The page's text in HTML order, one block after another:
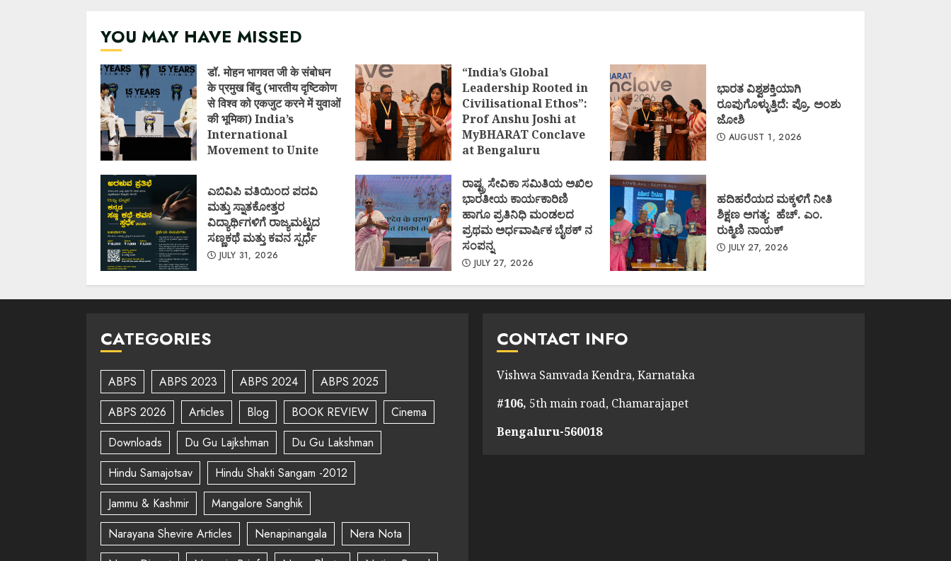
YOU MAY HAVE MISSED
डॉ. मोहन भागवत जी के संबोधन
के प्रमुख बिंदु (भारतीय दृष्टिकोण
से विश्व को एकजुट करने में युवाओं
की भूमिका) India’s
International
Movement to Unite
AUGUST 7, 2026
“India’s Global
Leadership Rooted in
Civilisational Ethos”:
Prof Anshu Joshi at
MyBHARAT Conclave
at Bengaluru
ಭಾರತ ವಿಶ್ವಶಕ್ತಿಯಾಗಿ
ರೂಪುಗೊಳ್ಳುತ್ತಿದೆ: ಪ್ರೊ. ಅಂಶು
ಜೋಶಿ
AUGUST 1, 2026
ಎಬಿವಿಪಿ ವತಿಯಿಂದ ಪದವಿ
ಮತ್ತು ಸ್ನಾತಕೋತ್ತರ
ವಿದ್ಯಾರ್ಥಿಗಳಿಗೆ ರಾಜ್ಯಮಟ್ಟದ
ಸಣ್ಣಕಥೆ ಮತ್ತು ಕವನ ಸ್ಪರ್ಧೆ
JULY 31, 2026
ರಾಷ್ಟ್ರ ಸೇವಿಕಾ ಸಮಿತಿಯ ಅಖಿಲ
ಭಾರತೀಯ ಕಾರ್ಯಕಾರಿಣಿ
ಹಾಗೂ ಪ್ರತಿನಿಧಿ ಮಂಡಲದ
ಪ್ರಥಮ ಅರ್ಧವಾರ್ಷಿಕ ಬೈಠಕ್ ನ
ಸಂಪನ್ನ
JULY 27, 2026
ಹದಿಹರೆಯದ ಮಕ್ಕಳಿಗೆ ನೀತಿ
ಶಿಕ್ಷಣ ಅಗತ್ಯ: ಹೆಚ್. ಎಂ.
ರುಕ್ಮಿಣಿ ನಾಯಕ್
JULY 27, 2026
CATEGORIES
ABPS ABPS 2023 ABPS 2024
ABPS 2025
ABPS 2026
Articles Blog BOOK REVIEW
Cinema
Downloads
Du Gu Lajkshman
Du Gu Lakshman
Hindu Samajotsav
Hindu Shakti Sangam -2012
Jammu & Kashmir
Mangalore Sanghik
Narayana Shevire Articles
Nenapinangala
Nera Nota
CONTACT INFO
Vishwa Samvada Kendra, Karnataka
#106, 5th main road, Chamarajapet
Bengaluru-560018